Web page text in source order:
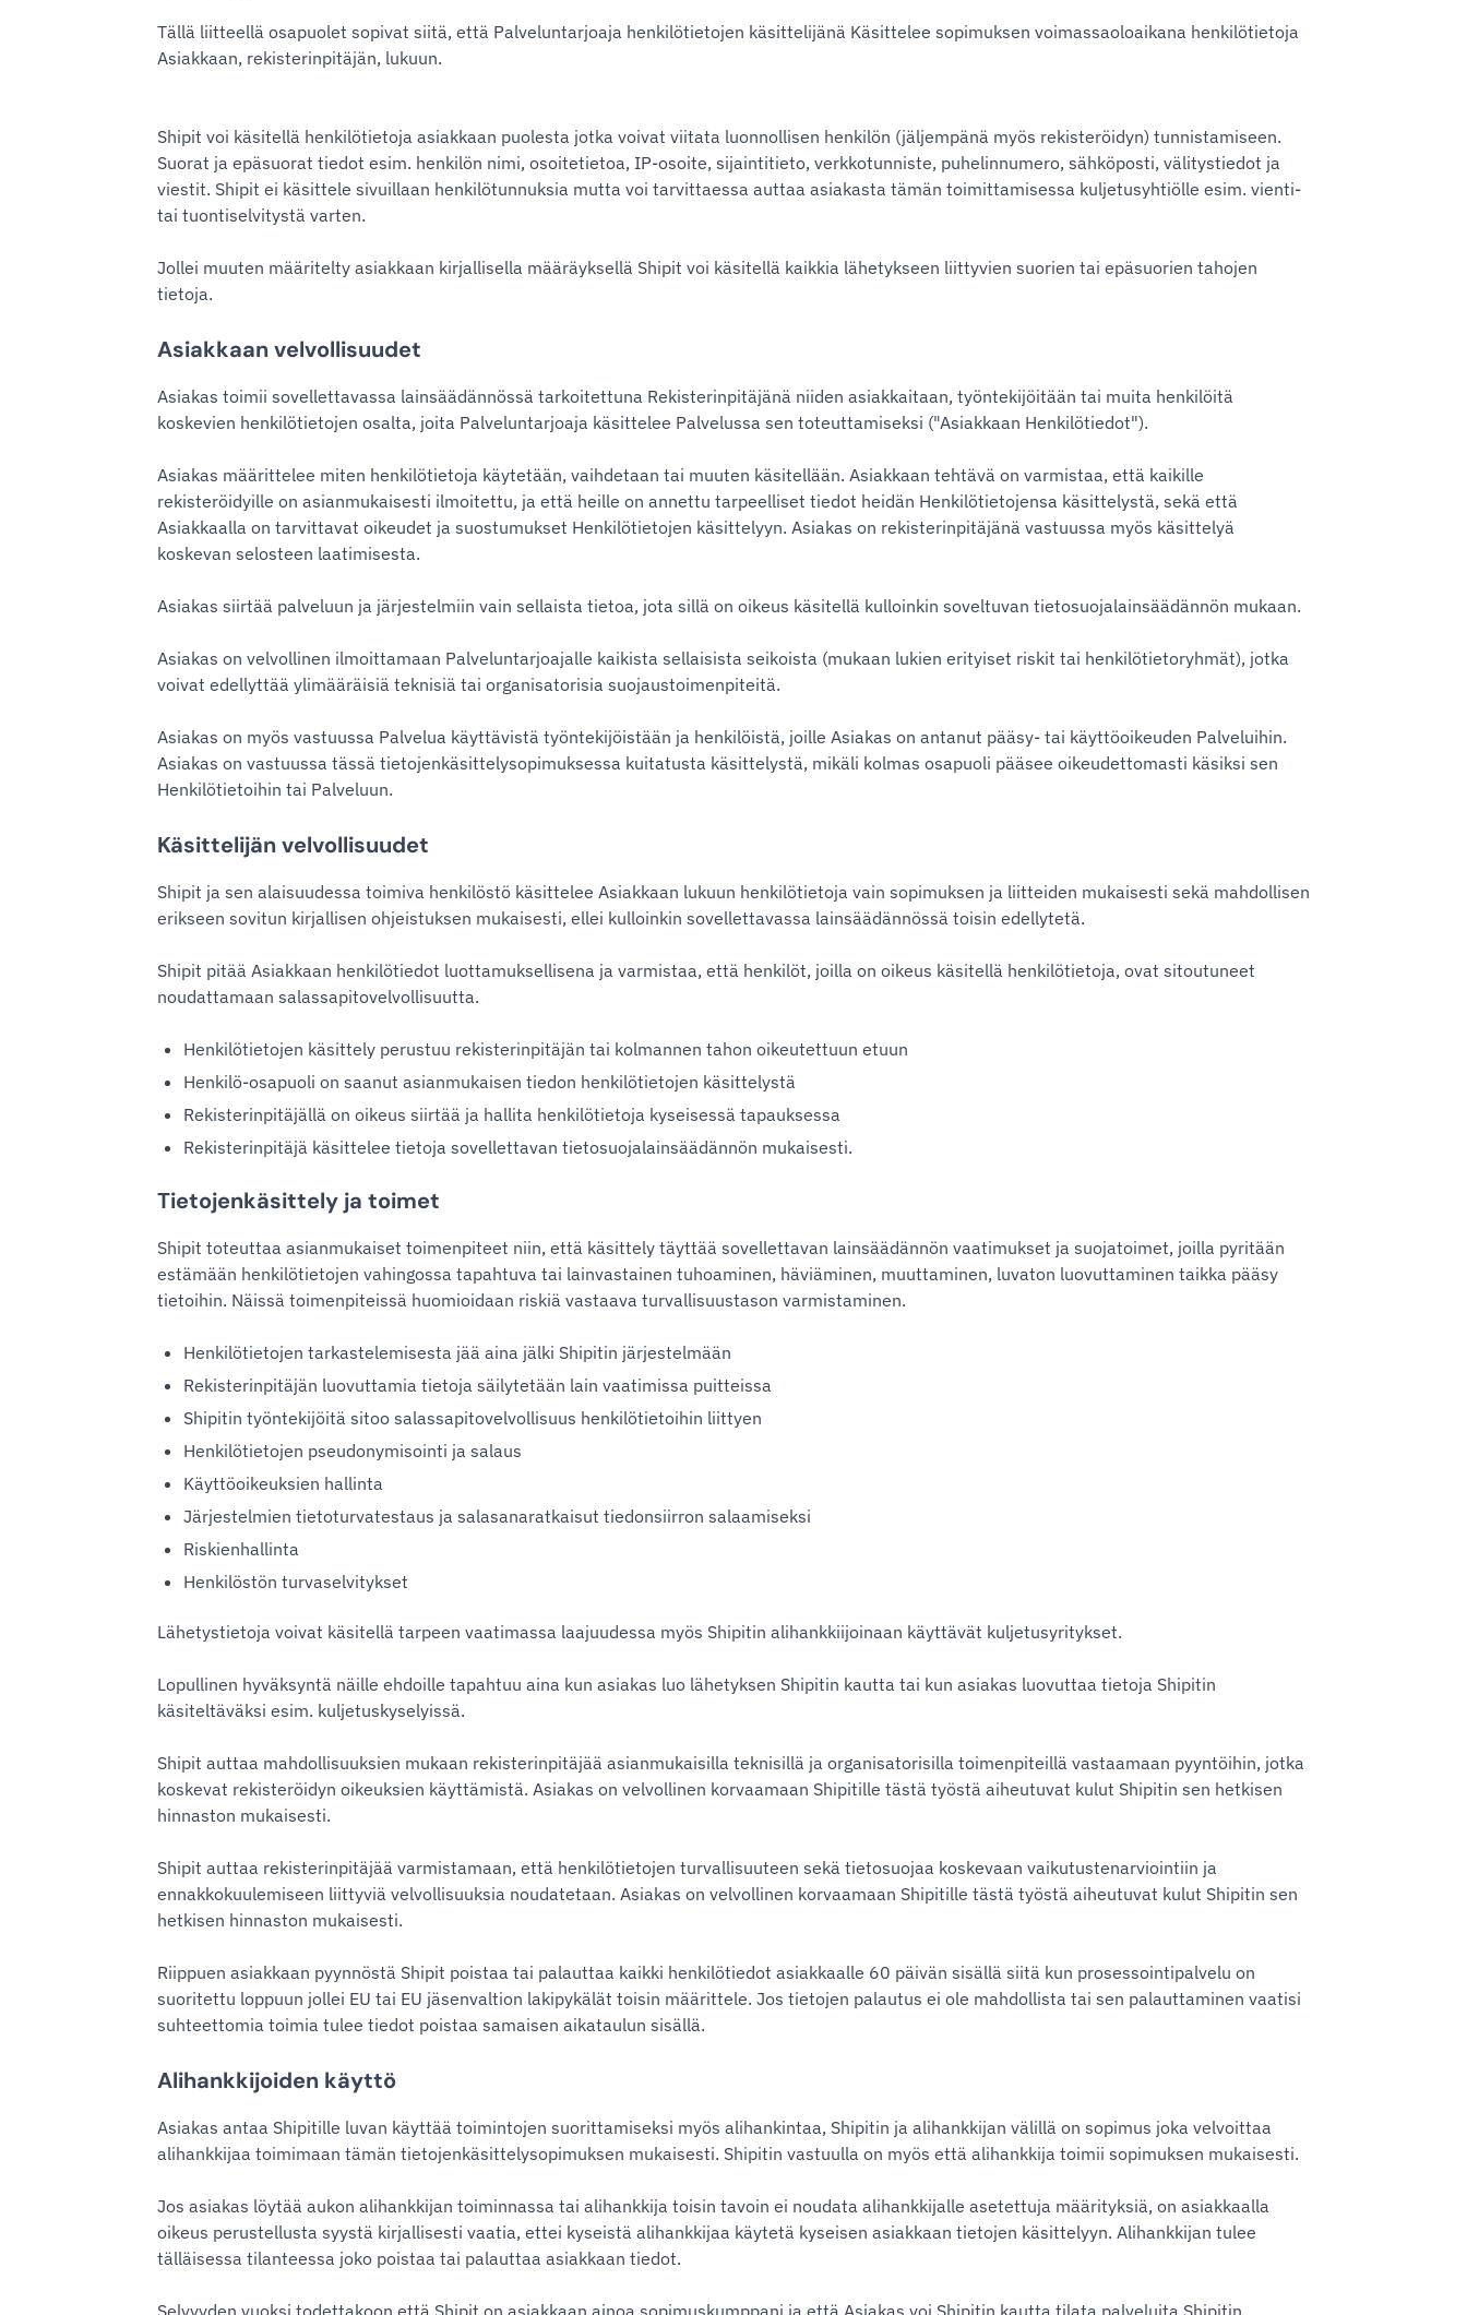
Tällä liitteellä osapuolet sopivat siitä, että Palveluntarjoaja henkilötietojen käsittelijänä Käsittelee sopimuksen voimassaoloaikana henkilötietoja
Asiakkaan, rekisterinpitäjän, lukuun.
Shipit voi käsitellä henkilötietoja asiakkaan puolesta jotka voivat viitata luonnollisen henkilön (jäljempänä myös rekisteröidyn) tunnistamiseen.
Suorat ja epäsuorat tiedot esim. henkilön nimi, osoitetietoa, IP-osoite, sijaintitieto, verkkotunniste, puhelinnumero, sähköposti, välitystiedot ja
viestit. Shipit ei käsittele sivuillaan henkilötunnuksia mutta voi tarvittaessa auttaa asiakasta tämän toimittamisessa kuljetusyhtiölle esim. vienti-
tai tuontiselvitystä varten.
Jollei muuten määritelty asiakkaan kirjallisella määräyksellä Shipit voi käsitellä kaikkia lähetykseen liittyvien suorien tai epäsuorien tahojen
tietoja.
Asiakkaan velvollisuudet
Asiakas toimii sovellettavassa lainsäädännössä tarkoitettuna Rekisterinpitäjänä niiden asiakkaitaan, työntekijöitään tai muita henkilöitä
koskevien henkilötietojen osalta, joita Palveluntarjoaja käsittelee Palvelussa sen toteuttamiseksi ("Asiakkaan Henkilötiedot").
Asiakas määrittelee miten henkilötietoja käytetään, vaihdetaan tai muuten käsitellään. Asiakkaan tehtävä on varmistaa, että kaikille
rekisteröidyille on asianmukaisesti ilmoitettu, ja että heille on annettu tarpeelliset tiedot heidän Henkilötietojensa käsittelystä, sekä että
Asiakkaalla on tarvittavat oikeudet ja suostumukset Henkilötietojen käsittelyyn. Asiakas on rekisterinpitäjänä vastuussa myös käsittelyä
koskevan selosteen laatimisesta.
Asiakas siirtää palveluun ja järjestelmiin vain sellaista tietoa, jota sillä on oikeus käsitellä kulloinkin soveltuvan tietosuojalainsäädännön mukaan.
Asiakas on velvollinen ilmoittamaan Palveluntarjoajalle kaikista sellaisista seikoista (mukaan lukien erityiset riskit tai henkilötietoryhmät), jotka
voivat edellyttää ylimääräisiä teknisiä tai organisatorisia suojaustoimenpiteitä.
Asiakas on myös vastuussa Palvelua käyttävistä työntekijöistään ja henkilöistä, joille Asiakas on antanut pääsy- tai käyttöoikeuden Palveluihin.
Asiakas on vastuussa tässä tietojenkäsittelysopimuksessa kuitatusta käsittelystä, mikäli kolmas osapuoli pääsee oikeudettomasti käsiksi sen
Henkilötietoihin tai Palveluun.
Käsittelijän velvollisuudet
Shipit ja sen alaisuudessa toimiva henkilöstö käsittelee Asiakkaan lukuun henkilötietoja vain sopimuksen ja liitteiden mukaisesti sekä mahdollisen
erikseen sovitun kirjallisen ohjeistuksen mukaisesti, ellei kulloinkin sovellettavassa lainsäädännössä toisin edellytetä.
Shipit pitää Asiakkaan henkilötiedot luottamuksellisena ja varmistaa, että henkilöt, joilla on oikeus käsitellä henkilötietoja, ovat sitoutuneet
noudattamaan salassapitovelvollisuutta.
Henkilötietojen käsittely perustuu rekisterinpitäjän tai kolmannen tahon oikeutettuun etuun
Henkilö-osapuoli on saanut asianmukaisen tiedon henkilötietojen käsittelystä
Rekisterinpitäjällä on oikeus siirtää ja hallita henkilötietoja kyseisessä tapauksessa
Rekisterinpitäjä käsittelee tietoja sovellettavan tietosuojalainsäädännön mukaisesti.
Tietojenkäsittely ja toimet
Shipit toteuttaa asianmukaiset toimenpiteet niin, että käsittely täyttää sovellettavan lainsäädännön vaatimukset ja suojatoimet, joilla pyritään
estämään henkilötietojen vahingossa tapahtuva tai lainvastainen tuhoaminen, häviäminen, muuttaminen, luvaton luovuttaminen taikka pääsy
tietoihin. Näissä toimenpiteissä huomioidaan riskiä vastaava turvallisuustason varmistaminen.
Henkilötietojen tarkastelemisesta jää aina jälki Shipitin järjestelmään
Rekisterinpitäjän luovuttamia tietoja säilytetään lain vaatimissa puitteissa
Shipitin työntekijöitä sitoo salassapitovelvollisuus henkilötietoihin liittyen
Henkilötietojen pseudonymisointi ja salaus
Käyttöoikeuksien hallinta
Järjestelmien tietoturvatestaus ja salasanaratkaisut tiedonsiirron salaamiseksi
Riskienhallinta
Henkilöstön turvaselvitykset
Lähetystietoja voivat käsitellä tarpeen vaatimassa laajuudessa myös Shipitin alihankkiijoinaan käyttävät kuljetusyritykset.
Lopullinen hyväksyntä näille ehdoille tapahtuu aina kun asiakas luo lähetyksen Shipitin kautta tai kun asiakas luovuttaa tietoja Shipitin
käsiteltäväksi esim. kuljetuskyselyissä.
Shipit auttaa mahdollisuuksien mukaan rekisterinpitäjää asianmukaisilla teknisillä ja organisatorisilla toimenpiteillä vastaamaan pyyntöihin, jotka
koskevat rekisteröidyn oikeuksien käyttämistä. Asiakas on velvollinen korvaamaan Shipitille tästä työstä aiheutuvat kulut Shipitin sen hetkisen
hinnaston mukaisesti.
Shipit auttaa rekisterinpitäjää varmistamaan, että henkilötietojen turvallisuuteen sekä tietosuojaa koskevaan vaikutustenarviointiin ja
ennakkokuulemiseen liittyviä velvollisuuksia noudatetaan. Asiakas on velvollinen korvaamaan Shipitille tästä työstä aiheutuvat kulut Shipitin sen
hetkisen hinnaston mukaisesti.
Riippuen asiakkaan pyynnöstä Shipit poistaa tai palauttaa kaikki henkilötiedot asiakkaalle 60 päivän sisällä siitä kun prosessointipalvelu on
suoritettu loppuun jollei EU tai EU jäsenvaltion lakipykälät toisin määrittele. Jos tietojen palautus ei ole mahdollista tai sen palauttaminen vaatisi
suhteettomia toimia tulee tiedot poistaa samaisen aikataulun sisällä.
Alihankkijoiden käyttö
Asiakas antaa Shipitille luvan käyttää toimintojen suorittamiseksi myös alihankintaa, Shipitin ja alihankkijan välillä on sopimus joka velvoittaa
alihankkijaa toimimaan tämän tietojenkäsittelysopimuksen mukaisesti. Shipitin vastuulla on myös että alihankkija toimii sopimuksen mukaisesti.
Jos asiakas löytää aukon alihankkijan toiminnassa tai alihankkija toisin tavoin ei noudata alihankkijalle asetettuja määrityksiä, on asiakkaalla
oikeus perustellusta syystä kirjallisesti vaatia, ettei kyseistä alihankkijaa käytetä kyseisen asiakkaan tietojen käsittelyyn. Alihankkijan tulee
tälläisessa tilanteessa joko poistaa tai palauttaa asiakkaan tiedot.
Selvyyden vuoksi todettakoon että Shipit on asiakkaan ainoa sopimuskumppani ja että Asiakas voi Shipitin kautta tilata palveluita Shipitin